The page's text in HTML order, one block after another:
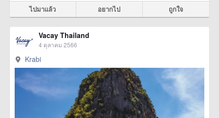
ไปมาแล้ว อยากไป ถูกใจ
Vacay Thailand
4 ตุลาคม 2566
Krabi